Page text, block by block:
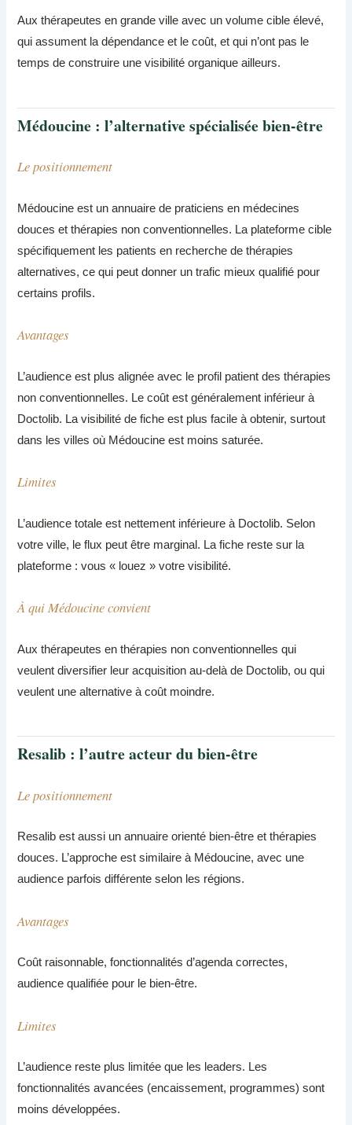
Aux thérapeutes en grande ville avec un volume cible élevé,
qui assument la dépendance et le coût, et qui n’ont pas le
temps de construire une visibilité organique ailleurs.
Médoucine : l’alternative spécialisée bien-être
Le positionnement
Médoucine est un annuaire de praticiens en médecines
douces et thérapies non conventionnelles. La plateforme cible
spécifiquement les patients en recherche de thérapies
alternatives, ce qui peut donner un trafic mieux qualifié pour
certains profils.
Avantages
L’audience est plus alignée avec le profil patient des thérapies
non conventionnelles. Le coût est généralement inférieur à
Doctolib. La visibilité de fiche est plus facile à obtenir, surtout
dans les villes où Médoucine est moins saturée.
Limites
L’audience totale est nettement inférieure à Doctolib. Selon
votre ville, le flux peut être marginal. La fiche reste sur la
plateforme : vous « louez » votre visibilité.
À qui Médoucine convient
Aux thérapeutes en thérapies non conventionnelles qui
veulent diversifier leur acquisition au-delà de Doctolib, ou qui
veulent une alternative à coût moindre.
Resalib : l’autre acteur du bien-être
Le positionnement
Resalib est aussi un annuaire orienté bien-être et thérapies
douces. L’approche est similaire à Médoucine, avec une
audience parfois différente selon les régions.
Avantages
Coût raisonnable, fonctionnalités d’agenda correctes,
audience qualifiée pour le bien-être.
Limites
L’audience reste plus limitée que les leaders. Les
fonctionnalités avancées (encaissement, programmes) sont
moins développées.